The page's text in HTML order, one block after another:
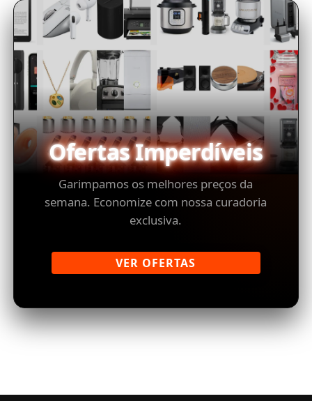
Ofertas Imperdíveis
Garimpamos os melhores preços da
semana. Economize com nossa curadoria
exclusiva.
VER OFERTAS